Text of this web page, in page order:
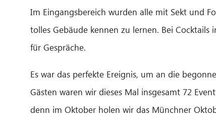
Im Eingangsbereich wurden alle mit Sekt und
tolles Gebäude kennen zu lernen. Bei
für Gespräche.
Es war das perfekte Ereignis, um an die
Gästen waren wir dieses Mal insgesamt 72
denn im Oktober holen wir das Münchner